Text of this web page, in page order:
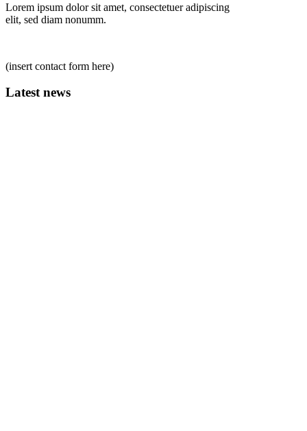
Lorem ipsum dolor sit amet, consectetuer adipiscing
elit, sed diam nonumm.
(insert contact form here)
Latest news